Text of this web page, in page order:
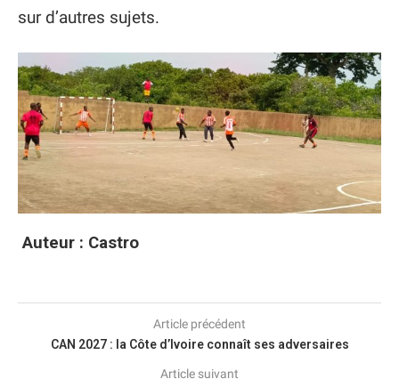
sur d’autres sujets.
Auteur : Castro
Article précédent
CAN 2027 : la Côte d’Ivoire connaît ses adversaires
Article suivant